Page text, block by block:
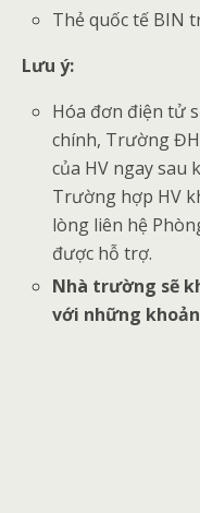
Thẻ quốc tế BIN
Lưu ý:
Hóa đơn điện tử
chính, Trường
của HV ngay sau
Trường hợp HV
lòng liên hệ
được hỗ trợ.
Nhà trường sẽ
với những khoả